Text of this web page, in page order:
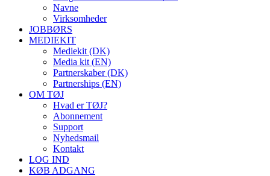
Navne
Virksomheder
JOBBØRS
MEDIEKIT
Mediekit (DK)
Media kit (EN)
Partnerskaber (DK)
Partnerships (EN)
OM TØJ
Hvad er TØJ?
Abonnement
Support
Nyhedsmail
Kontakt
LOG IND
KØB ADGANG